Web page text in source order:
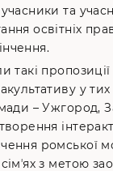
та
освітніх
такі
у тих
– Ужгород,
ромської
з метою